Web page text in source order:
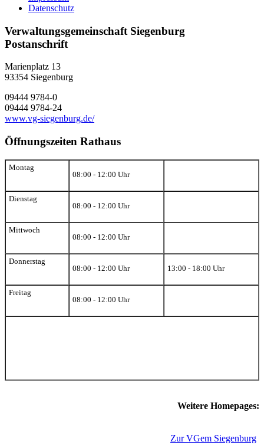
Datenschutz
Verwaltungsgemeinschaft Siegenburg
Postanschrift
Marienplatz 13
93354 Siegenburg
09444 9784-0
09444 9784-24
www.vg-siegenburg.de/
Öffnungszeiten Rathaus
Montag
08:00 - 12:00 Uhr
Dienstag
08:00 - 12:00 Uhr
Mittwoch
08:00 - 12:00 Uhr
Donnerstag
08:00 - 12:00 Uhr
13:00 - 18:00 Uhr
Freitag
08:00 - 12:00 Uhr
Weitere Homepages:
Zur VGem Siegenburg